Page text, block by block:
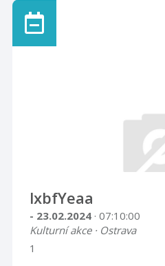
lxbfYeaa
- 23.02.2024 · 07:10:00
Kulturní akce · Ostrava
1